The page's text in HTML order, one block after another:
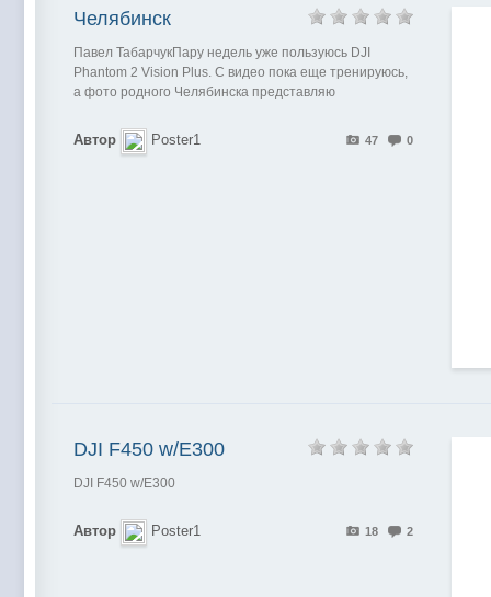
Челябинск
Павел ТабарчукПару недель уже пользуюсь DJI
Phantom 2 Vision Plus. С видео пока еще тренируюсь,
а фото родного Челябинска представляю
47 0
Автор Poster1
DJI F450 w/E300
DJI F450 w/E300
18 2
Автор Poster1